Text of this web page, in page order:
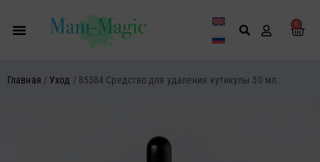
содержимому
0
Главная / Уход / 85384 Средство для удаления кутикулы 30 мл.